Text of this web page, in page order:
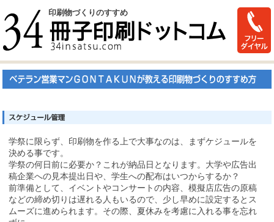
印刷物づくりのすすめ
学祭に限らず、印刷物を作る上で大事なのは、まずケジュールを
決める事です。
学祭の何日前に必要か？これが納品日となります。大学や広告出
稿企業への見本提出日や、学生への配布はいつからするか？
前準備として、イベントやコンサートの内容、模擬店広告の原稿
などの締め切りは遅れる人もいるので、少し早めに設定するとス
ムーズに進められます。その際、夏休みを考慮に入れる事を忘れ